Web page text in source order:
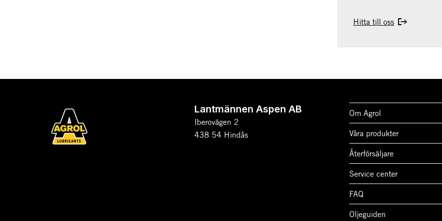
Hitta till oss
Lantmännen Aspen AB
Iberovägen 2
438 54 Hindås
Om Agrol
Våra produkter
Återförsäljare
Service center
FAQ
Oljeguiden